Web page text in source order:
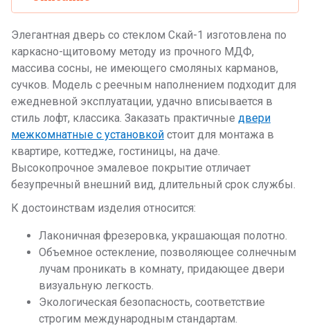
Элегантная дверь со стеклом Скай-1 изготовлена по
каркасно-щитовому методу из прочного МДФ,
массива сосны, не имеющего смоляных карманов,
сучков. Модель с реечным наполнением подходит для
ежедневной эксплуатации, удачно вписывается в
стиль лофт, классика. Заказать практичные двери
межкомнатные с установкой стоит для монтажа в
квартире, коттедже, гостиницы, на даче.
Высокопрочное эмалевое покрытие отличает
безупречный внешний вид, длительный срок службы.
К достоинствам изделия относится:
Лаконичная фрезеровка, украшающая полотно.
Объемное остекление, позволяющее солнечным
лучам проникать в комнату, придающее двери
визуальную легкость.
Экологическая безопасность, соответствие
строгим международным стандартам.